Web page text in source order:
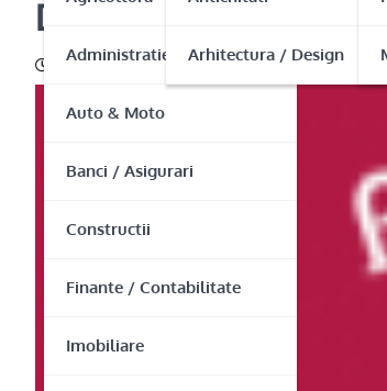
Administratie Publica
Auto & Moto
Banci / Asigurari
Constructii
Finante / Contabilitate
Imobiliare
Arhitectura / Design
Despre mancare
06/05/2016